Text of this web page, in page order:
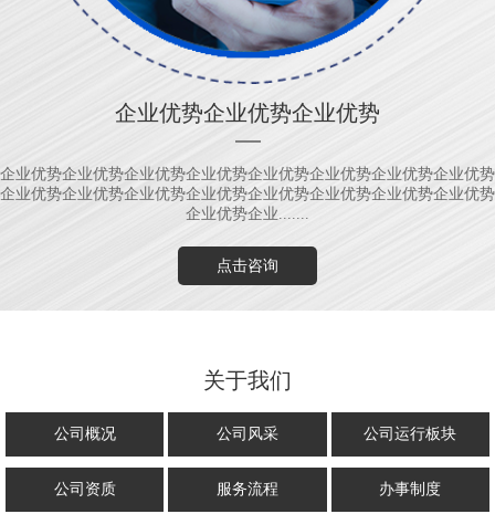
企业优势企业优势企业优势
企业优势企业优势企业优势企业优势企业优势企业优势企业优势企业优势
企业优势企业优势企业优势企业优势企业优势企业优势企业优势企业优势
企业优势企业.......
点击咨询
关于我们
公司概况 公司风采 公司运行板块
公司资质 服务流程 办事制度